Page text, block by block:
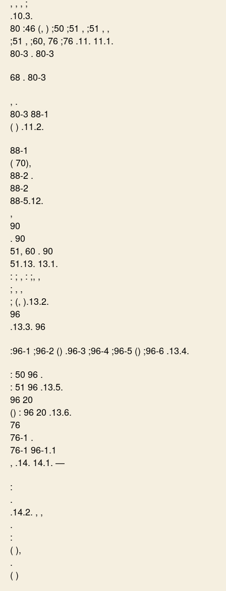
.10.3.
80 :46 (, ) ;50 ;51 , ;51 , ,
;51 , ;60, 76 ;76 .11. 11.1.
80-3 . 80-3
68 . 80-3
, .
80-3 88-1
( ) .11.2.
88-1
( 70),
88-2 .
88-2
88-5.12.
,
90
. 90
51, 60 . 90
51.13. 13.1.
: ; , : ;, ,
; , ,
; (, ).13.2.
96
.13.3. 96
:96-1 ;96-2 () .96-3 ;96-4 ;96-5 () ;96-6 .13.4.
: 50 96 .
: 51 96 .13.5.
96 20
() : 96 20 .13.6.
76
76-1 .
76-1 96-1.1
, .14. 14.1. —
:
.
.14.2. , ,
.
:
( ),
.
( )